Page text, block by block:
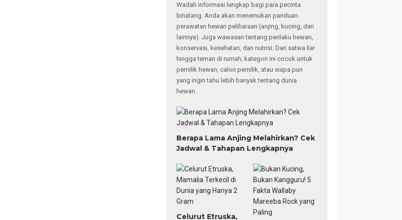
Wadah informasi lengkap bagi para pecinta
binatang. Anda akan menemukan panduan
perawatan hewan peliharaan (anjing, kucing, dan
lainnya). Juga wawasan tentang perilaku hewan,
konservasi, kesehatan, dan nutrisi. Dari satwa liar
hingga teman di rumah, kategori ini cocok untuk
pemilik hewan, calon pemilik, atau siapa pun
yang ingin tahu lebih banyak tentang dunia
hewan.
Berapa Lama Anjing Melahirkan? Cek
Jadwal & Tahapan Lengkapnya
Celurut Etruska,